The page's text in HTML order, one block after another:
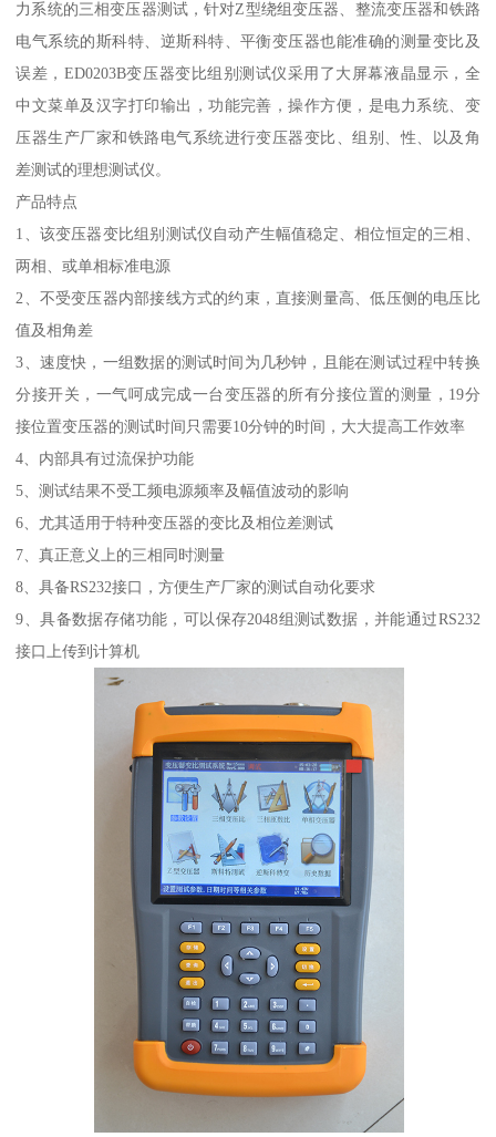
力系统的三相变压器测试，针对Z型绕组变压器、整流变压器和铁路
电气系统的斯科特、逆斯科特、平衡变压器也能准确的测量变比及
误差，ED0203B变压器变比组别测试仪采用了大屏幕液晶显示，全
中文菜单及汉字打印输出，功能完善，操作方便，是电力系统、变
压器生产厂家和铁路电气系统进行变压器变比、组别、性、以及角
差测试的理想测试仪。
产品特点
1、该变压器变比组别测试仪自动产生幅值稳定、相位恒定的三相、
两相、或单相标准电源
2、不受变压器内部接线方式的约束，直接测量高、低压侧的电压比
值及相角差
3、速度快，一组数据的测试时间为几秒钟，且能在测试过程中转换
分接开关，一气呵成完成一台变压器的所有分接位置的测量，19分
接位置变压器的测试时间只需要10分钟的时间，大大提高工作效率
4、内部具有过流保护功能
5、测试结果不受工频电源频率及幅值波动的影响
6、尤其适用于特种变压器的变比及相位差测试
7、真正意义上的三相同时测量
8、具备RS232接口，方便生产厂家的测试自动化要求
9、具备数据存储功能，可以保存2048组测试数据，并能通过RS232
接口上传到计算机